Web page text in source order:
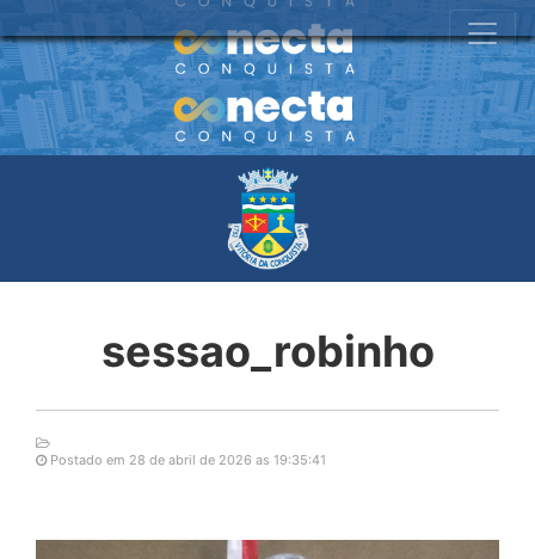
sessao_robinho
Postado em 28 de abril de 2026 as 19:35:41